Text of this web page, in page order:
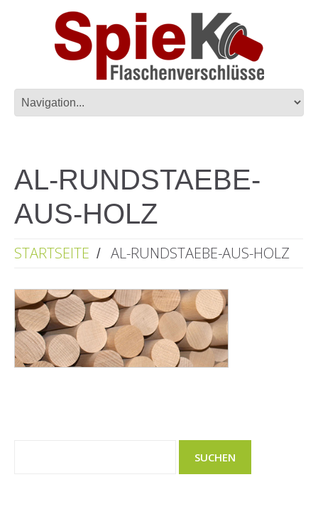
AL-RUNDSTAEBE-
AUS-HOLZ
STARTSEITE AL-RUNDSTAEBE-AUS-HOLZ